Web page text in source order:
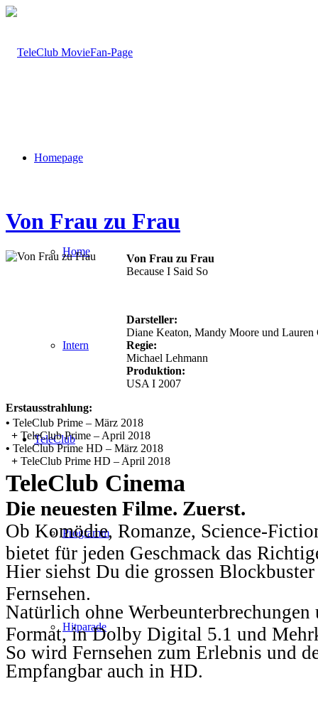
Homepage
Home
Intern
TeleClub
Programm
Hitparade
Von Frau zu Frau
Von Frau zu Frau
Because I Said So
Darsteller:
Diane Keaton, Mandy Moore und Lauren
Regie:
Michael Lehmann
Produktion:
USA I 2007
Erstausstrahlung:
• TeleClub Prime – März 2018
+ TeleClub Prime – April 2018
• TeleClub Prime HD – März 2018
+ TeleClub Prime HD – April 2018
TeleClub Cinema
Die neuesten Filme. Zuerst.
Ob Komödie, Romanze, Science-
bietet für jeden Geschmack das
Hier siehst Du die grossen
Fernsehen.
Natürlich ohne
Format, in Dolby Digital 5.1 und
So wird Fernsehen zum Erlebnis und
Empfangbar auch in HD.